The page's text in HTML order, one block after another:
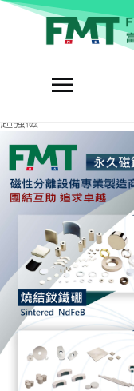
銅金
超強磁